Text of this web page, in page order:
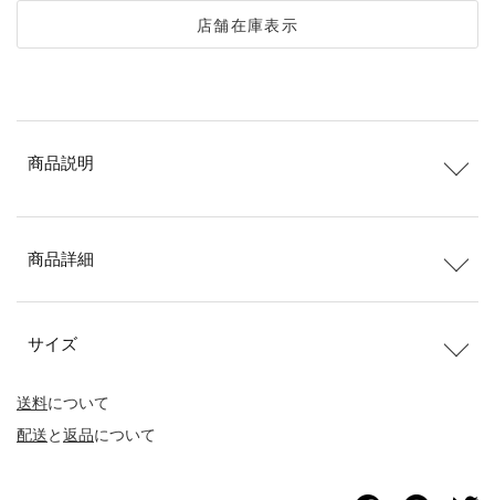
店舗在庫表示
送料について
配送と返品について
商品説明
商品詳細
サイズ